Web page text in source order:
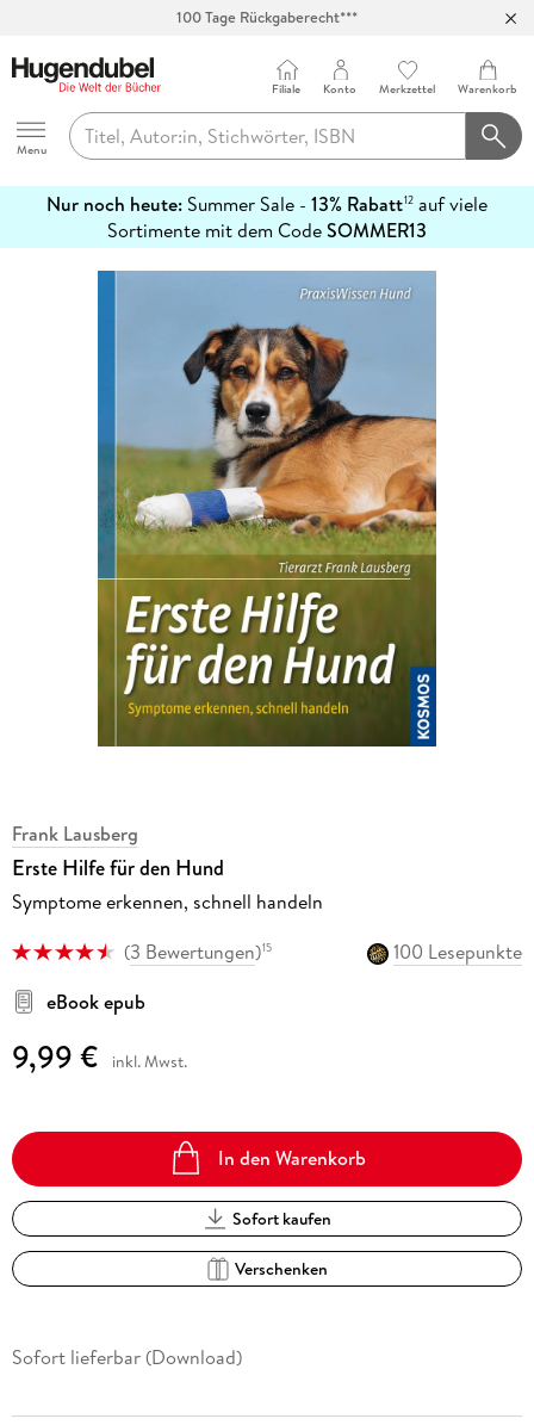
100 Tage Rückgaberecht***
Hugendubel
Menu
Filiale Konto Merkzettel Warenkorb
Nur noch heute: Summer Sale - 13% Rabatt12 auf viele
Sortimente mit dem CodeSOMMER13
erfahren
Frank Lausberg
Erste Hilfe für den Hund
Symptome erkennen, schnell handeln
(3 Bewertungen)15
100 Lesepunkte
eBook epub
9,99 € inkl. Mwst.
In den Warenkorb
Sofort kaufen
Verschenken
Sofort lieferbar (Download)